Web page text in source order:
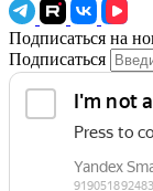
Подписаться на
Подписаться